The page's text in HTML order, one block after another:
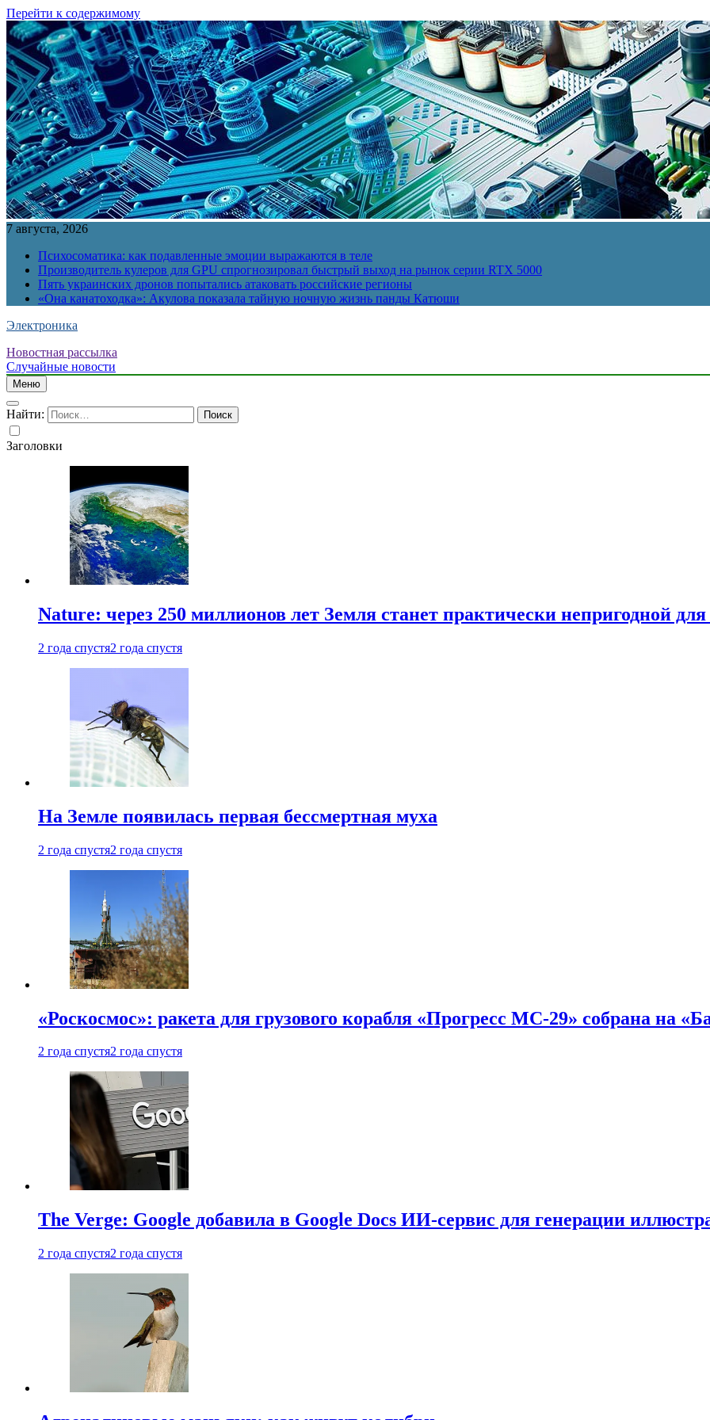
Перейти к содержимому
7 августа, 2026
Психосоматика: как подавленные эмоции выражаются в теле
Производитель кулеров для GPU спрогнозировал быстрый выход на рынок серии RTX 5000
Пять украинских дронов попытались атаковать российские регионы
«Она канатоходка»: Акулова показала тайную ночную жизнь панды Катюши
Электроника
Новостная рассылка
Случайные новости
Меню
Найти:
Заголовки
Nature: через 250 миллионов лет Земля станет практически непригодной
2 года спустя2 года спустя
На Земле появилась первая бессмертная муха
2 года спустя2 года спустя
«Роскосмос»: ракета для грузового корабля «Прогресс МС-29» собрана на
2 года спустя2 года спустя
The Verge: Google добавила в Google Docs ИИ-сервис для генерации
2 года спустя2 года спустя